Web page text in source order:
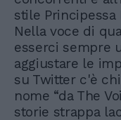
stile Principessa
Nella voce di
esserci sempre
aggiustare le
su Twitter c'è
nome “da The
storie strappa